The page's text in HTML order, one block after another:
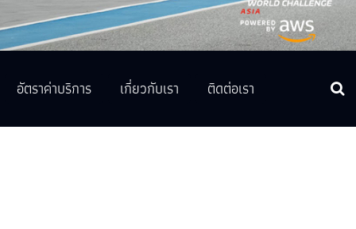
อัตราค่าบริการ เกี่ยวกับเรา ติดต่อเรา